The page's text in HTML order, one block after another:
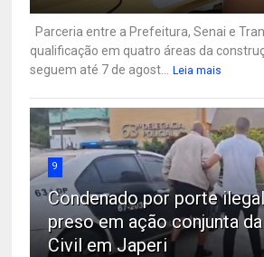
Parceria entre a Prefeitura, Senai e
qualificação em quatro áreas da
seguem até 7 de agost...
Leia mais
9
Condenado por porte
preso em ação conjunta
Civil em Japeri